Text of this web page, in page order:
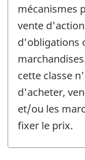
mécanismes
vente
d'obligations
cette classe
d'acheter,
et/ou les
fixer le prix.